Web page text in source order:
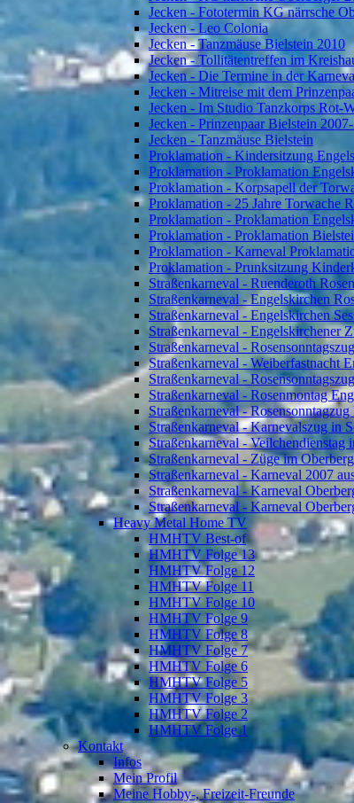
Jecken - Fototermin KG närrsche
Jecken - Leo Colonia
Jecken - Tanzmäuse Bielstein 2010
Jecken - Tollitätentreffen im
Jecken - Die Termine in der
Jecken - Mitreise mit dem
Jecken - Im Studio Tanzkorps Rot-
Jecken - Prinzenpaar Bielstein
Jecken - Tanzmäuse Bielstein
Proklamation - Kindersitzung
Proklamation - Proklamation
Proklamation - Korpsapell der
Proklamation - 25 Jahre Torwache
Proklamation - Proklamation
Proklamation - Proklamation
Proklamation - Karneval
Proklamation - Prunksitzung
Straßenkarneval - Ruenderoth
Straßenkarneval - Engelskirchen
Straßenkarneval - Engelskirchen
Straßenkarneval - Engelskirchener
Straßenkarneval -
Straßenkarneval - Weiberfastnacht
Straßenkarneval -
Straßenkarneval - Rosenmontag
Straßenkarneval -
Straßenkarneval - Karnevalszug in
Straßenkarneval - Veilchendienstag
Straßenkarneval - Züge im
Straßenkarneval - Karneval 2007
Straßenkarneval - Karneval
Straßenkarneval - Karneval
Heavy Metal Home TV
HMHTV Best-of
HMHTV Folge 13
HMHTV Folge 12
HMHTV Folge 11
HMHTV Folge 10
HMHTV Folge 9
HMHTV Folge 8
HMHTV Folge 7
HMHTV Folge 6
HMHTV Folge 5
HMHTV Folge 3
HMHTV Folge 2
HMHTV Folge 1
Kontakt
Infos
Mein Profil
Meine Hobby-, Freizeit-Freunde